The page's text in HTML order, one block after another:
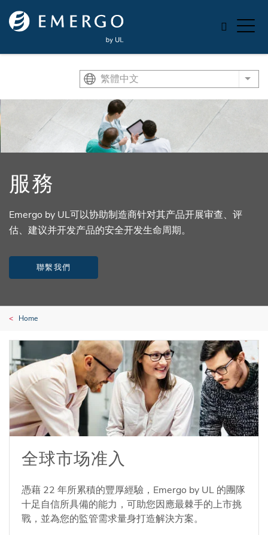
Skip to main content
繁體中文 List
服務
Emergo by UL可以协助制造商针对其产品开展审查、评
估、建议并开发产品的安全开发生命周期。
聯繫我們
Home
全球市场准入
憑藉 22 年所累積的豐厚經驗，Emergo by UL 的團隊
十足自信所具備的能力，可助您因應最棘手的上市挑
戰，並為您的監管需求量身打造解決方案。